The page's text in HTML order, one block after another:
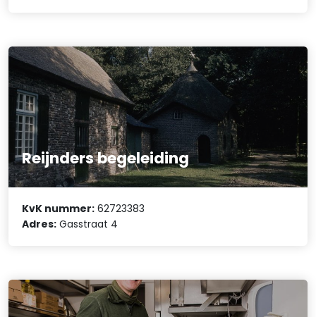
Reijnders begeleiding
KvK nummer: 62723383
Adres: Gasstraat 4